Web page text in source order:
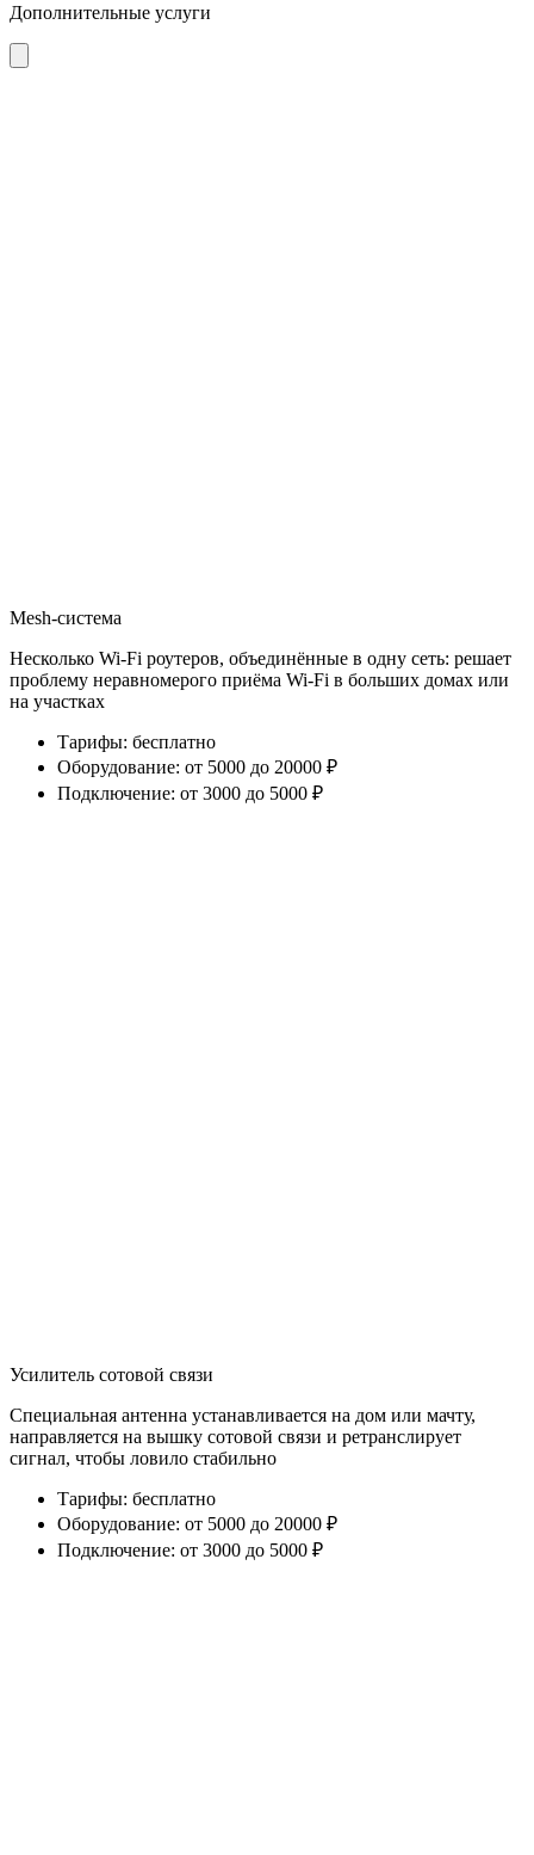
Дополнительные услуги
Mesh-система
Несколько Wi-Fi роутеров, объединённые в одну сеть: решает
проблему неравномерого приёма Wi-Fi в больших домах или
на участках
Тарифы: бесплатно
Оборудование: от 5000 до 20000 ₽
Подключение: от 3000 до 5000 ₽
Усилитель сотовой связи
Специальная антенна устанавливается на дом или мачту,
направляется на вышку сотовой связи и ретранслирует
сигнал, чтобы ловило стабильно
Тарифы: бесплатно
Оборудование: от 5000 до 20000 ₽
Подключение: от 3000 до 5000 ₽